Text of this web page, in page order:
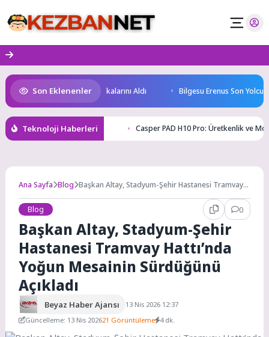
to
content
Son Eklenenler
Yüzücüleri Sertifikalarını Aldı Bilgesu Erenus Son
Teknoloji Haberleri Casper PAD H10 Pro: Üretkenlik ve
Ana Sayfa Blog Başkan Altay, Stadyum-Şehir Hastanesi Tramvay
Blog
0
Başkan Altay, Stadyum-Şehir
Hastanesi Tramvay Hattı’nda
Yoğun Mesainin Sürdüğünü
Açıkladı
Beyaz Haber Ajansı
13 Nis 2026 12:37
Güncelleme: 13 Nis 202621 Görüntüleme 4 dk.